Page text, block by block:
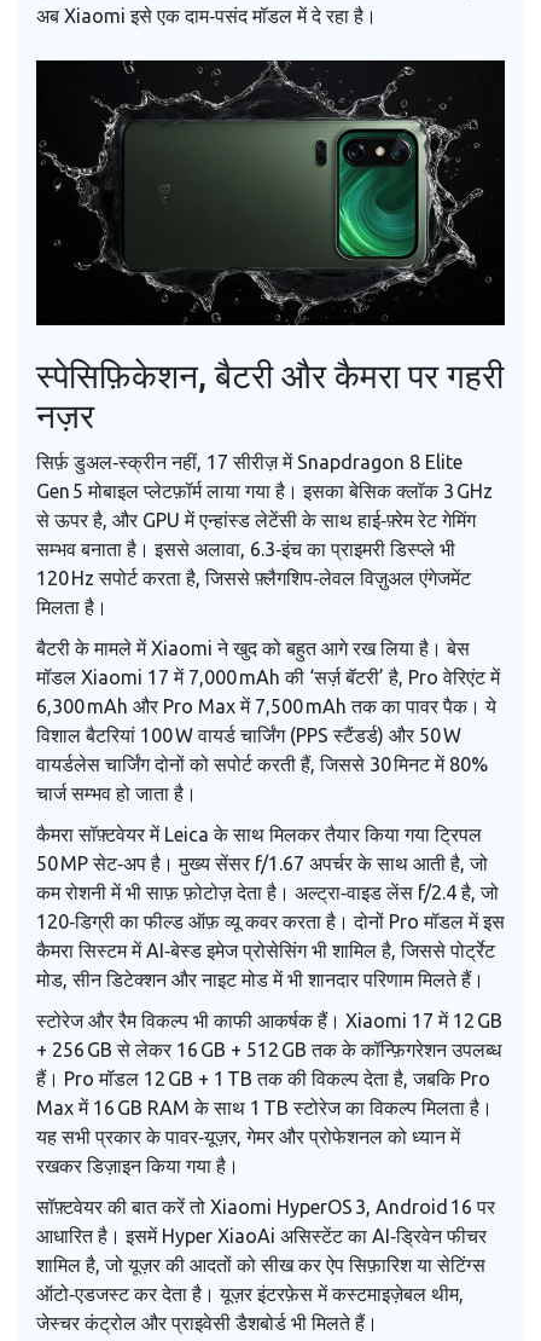
अब Xiaomi इसे एक दाम‑पसंद मॉडल में दे रहा है।
स्पेसिफ़िकेशन, बैटरी और कैमरा पर गहरी
नज़र
सिर्फ़ डुअल‑स्क्रीन नहीं, 17 सीरीज़ में Snapdragon 8 Elite
Gen 5 मोबाइल प्लेटफ़ॉर्म लाया गया है। इसका बेसिक क्लॉक 3 GHz
से ऊपर है, और GPU में एन्हांस्ड लेटेंसी के साथ हाई‑फ़्रेम रेट गेमिंग
सम्भव बनाता है। इससे अलावा, 6.3‑इंच का प्राइमरी डिस्प्ले भी
120 Hz सपोर्ट करता है, जिससे फ़्लैगशिप‑लेवल विज़ुअल एंगेजमेंट
मिलता है।
बैटरी के मामले में Xiaomi ने खुद को बहुत आगे रख लिया है। बेस
मॉडल Xiaomi 17 में 7,000 mAh की ‘सर्ज़ बॅटरी’ है, Pro वेरिएंट में
6,300 mAh और Pro Max में 7,500 mAh तक का पावर पैक। ये
विशाल बैटरियां 100 W वायर्ड चार्जिंग (PPS स्टैंडर्ड) और 50 W
वायर्डलेस चार्जिंग दोनों को सपोर्ट करती हैं, जिससे 30 मिनट में 80%
चार्ज सम्भव हो जाता है।
कैमरा सॉफ़्टवेयर में Leica के साथ मिलकर तैयार किया गया ट्रिपल
50 MP सेट‑अप है। मुख्य सेंसर f/1.67 अपर्चर के साथ आती है, जो
कम रोशनी में भी साफ़ फ़ोटोज़ देता है। अल्ट्रा‑वाइड लेंस f/2.4 है, जो
120‑डिग्री का फील्ड ऑफ़ व्यू कवर करता है। दोनों Pro मॉडल में इस
कैमरा सिस्टम में AI‑बेस्ड इमेज प्रोसेसिंग भी शामिल है, जिससे पोर्ट्रेट
मोड, सीन डिटेक्शन और नाइट मोड में भी शानदार परिणाम मिलते हैं।
स्टोरेज और रैम विकल्प भी काफी आकर्षक हैं। Xiaomi 17 में 12 GB
+ 256 GB से लेकर 16 GB + 512 GB तक के कॉन्फ़िगरेशन उपलब्ध
हैं। Pro मॉडल 12 GB + 1 TB तक की विकल्प देता है, जबकि Pro
Max में 16 GB RAM के साथ 1 TB स्टोरेज का विकल्प मिलता है।
यह सभी प्रकार के पावर‑यूज़र, गेमर और प्रोफेशनल को ध्यान में
रखकर डिज़ाइन किया गया है।
सॉफ़्टवेयर की बात करें तो Xiaomi HyperOS 3, Android 16 पर
आधारित है। इसमें Hyper XiaoAi असिस्टेंट का AI‑ड्रिवेन फीचर
शामिल है, जो यूज़र की आदतों को सीख कर ऐप सिफ़ारिश या सेटिंग्स
ऑटो‑एडजस्ट कर देता है। यूज़र इंटरफ़ेस में कस्टमाइज़ेबल थीम,
जेस्चर कंट्रोल और प्राइवेसी डैशबोर्ड भी मिलते हैं।